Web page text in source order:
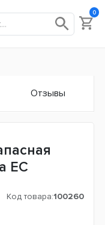
0
Отзывы
ЕС
Код товара:100260